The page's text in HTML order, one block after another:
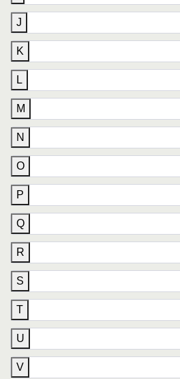
J
K
L
M
N
O
P
Q
R
S
T
U
V